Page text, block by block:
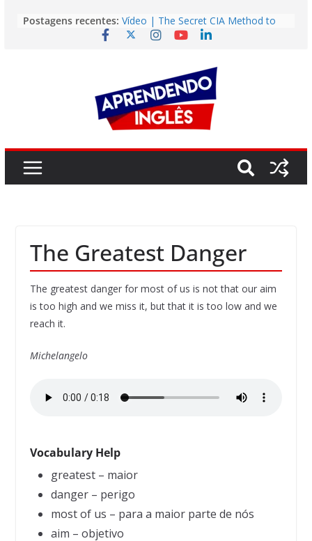
para
Postagens recentes: Vídeo | The Secret CIA Method to
Learn Any Language in 11 Days
Vídeo | Do imaginary friends make
you smarter?
Story | Brasília: The City That Rose
from the Wilderness
Easy English Song | Somewhere
Over the Rainbow (Israel
The Greatest Danger
The greatest danger for most of us is not that our aim
is too high and we miss it, but that it is too low and we
reach it.
Michelangelo
Vocabulary Help
greatest – maior
danger – perigo
most of us – para a maior parte de nós
aim – objetivo